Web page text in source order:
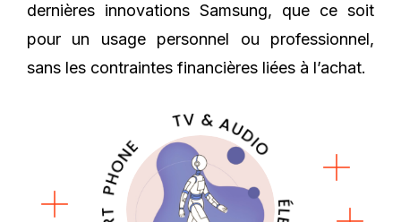
dernières innovations Samsung, que ce soit
pour un usage personnel ou professionnel,
sans les contraintes financières liées à l’achat.